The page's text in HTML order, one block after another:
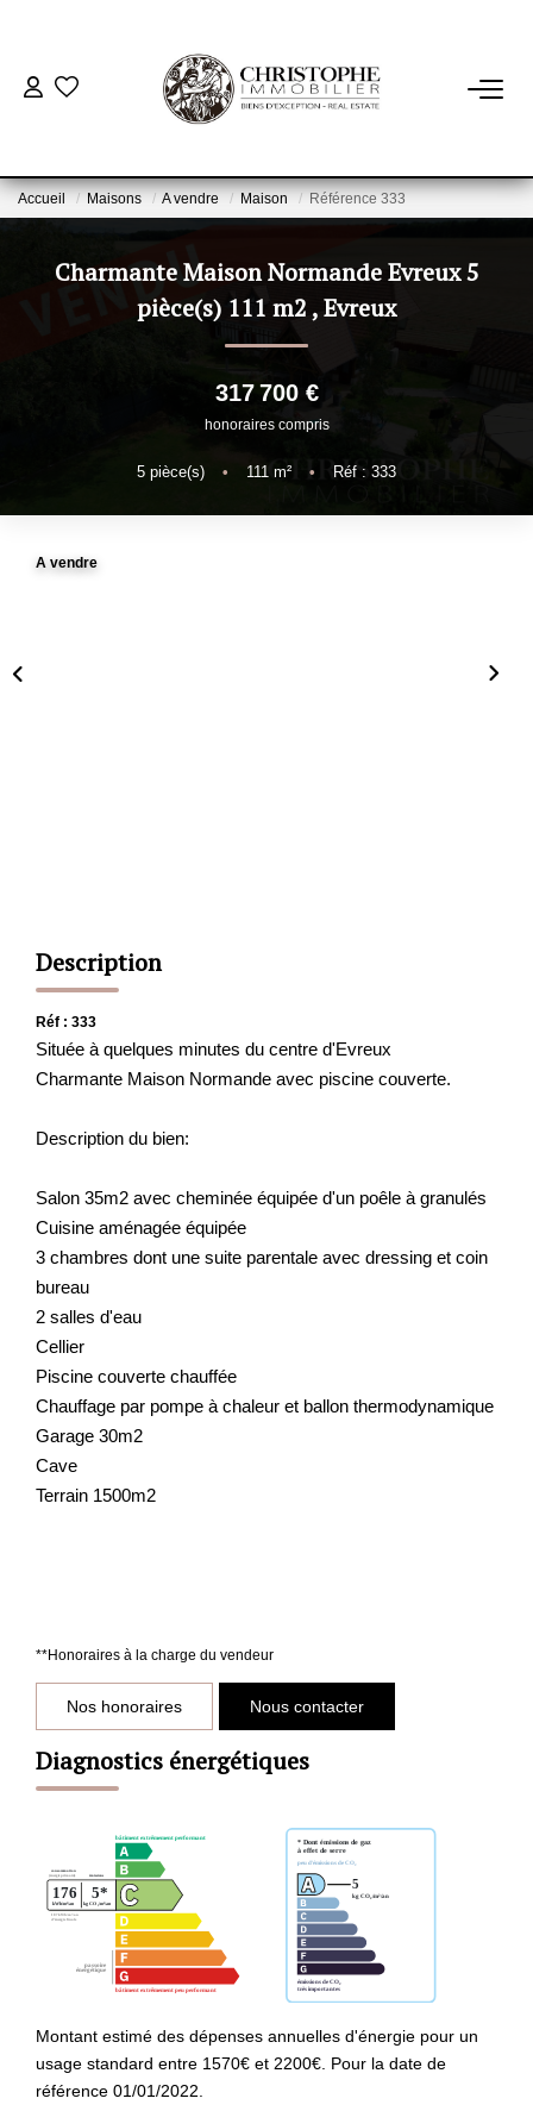
ACHETER
BIENS VENDUS
VENDRE
Qui Sommes-Nous
Notre Équipe
Nous Rejoindre
Accueil Maisons A vendre Maison Référence 333
Charmante Maison Normande Evreux 5
pièce(s) 111 m2 ,Evreux
317 700 €
honoraires compris
5 pièce(s) • 111 m² • Réf : 333
A vendre
Description
Réf : 333
Située à quelques minutes du centre d'Evreux
Charmante Maison Normande avec piscine couverte.
Description du bien:
Salon 35m2 avec cheminée équipée d'un poêle à granulés
Cuisine aménagée équipée
3 chambres dont une suite parentale avec dressing et coin
bureau
2 salles d'eau
Cellier
Piscine couverte chauffée
Chauffage par pompe à chaleur et ballon thermodynamique
Garage 30m2
Cave
Terrain 1500m2
**Honoraires à la charge du vendeur
Nos honoraires Nous contacter
Diagnostics énergétiques
Montant estimé des dépenses annuelles d'énergie pour un
usage standard entre 1570€ et 2200€. Pour la date de
référence 01/01/2022.